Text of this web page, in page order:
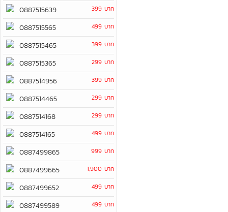
0887515639 399 บาท
0887515565 499 บาท
0887515465 399 บาท
0887515365 299 บาท
0887514956 399 บาท
0887514465 299 บาท
0887514168 299 บาท
0887514165 499 บาท
0887499865 999 บาท
0887499665 1,900 บาท
0887499652 499 บาท
0887499589 499 บาท